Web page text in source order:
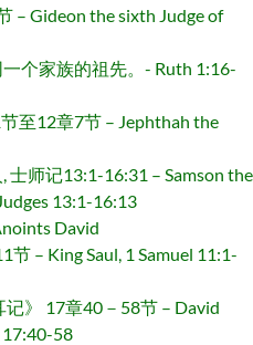
– Gideon the sixth Judge of
个家族的祖先。- Ruth 1:16-
至12章7节 – Jephthah the
师记13:1-16:31 – Samson the
13:1-16:13
David
– King Saul, 1 Samuel 11:1-
》 17章40－58节 – David
17:40-58